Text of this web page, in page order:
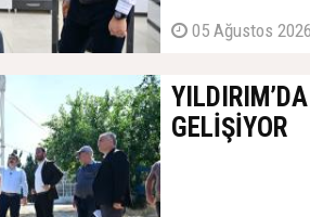
05 Ağustos
GELİŞİYOR